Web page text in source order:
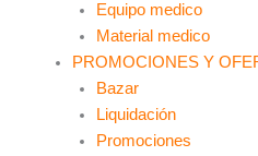
Equipo medico
Material medico
PROMOCIONES Y
Bazar
Liquidación
Promociones